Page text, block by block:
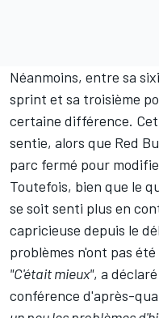
Néanmoins, entre sa
sprint et sa troisième
certaine différence.
sentie, alors que Red
parc fermé pour
Toutefois, bien que le
se soit senti plus en
capricieuse depuis le
problèmes n'ont pas
"C'était mieux", a
conférence d'après-